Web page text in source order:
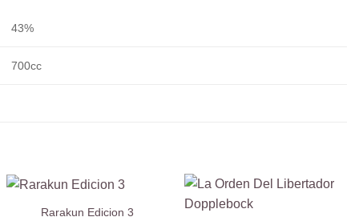
43%
700cc
Rarakun Edicion 3